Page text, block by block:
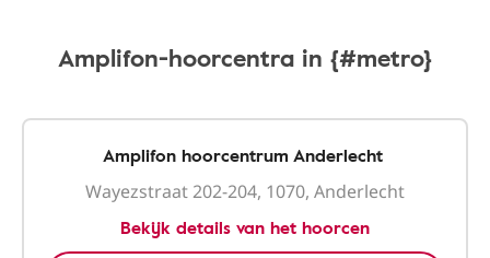
Amplifon-hoorcentra in {#metro}
Amplifon hoorcentrum Anderlecht
Wayezstraat 202-204, 1070, Anderlecht
Bekijk details van het hoorcen